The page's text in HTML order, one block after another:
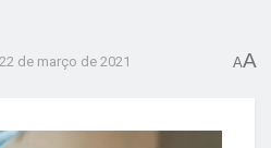
22 de março de 2021 AA